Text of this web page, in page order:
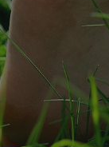
Home –